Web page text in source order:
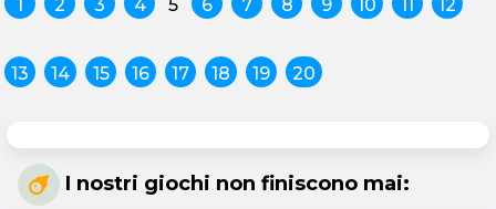
1 2 3 4 5 6 7 8 9 10 11 12
13 14 15 16 17 18 19 20
I nostri giochi non finiscono mai: